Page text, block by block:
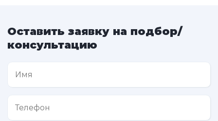
Оставить заявку на подбор/
консультацию